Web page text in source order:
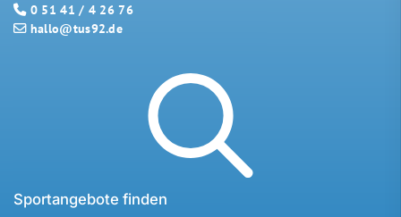
0 51 41 / 4 26 76
hallo@tus92.de
Sportangebote finden